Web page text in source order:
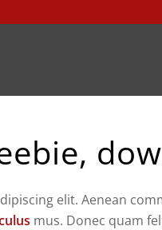
elit. Aenean
mus. Donec quam